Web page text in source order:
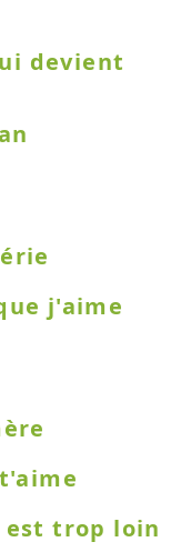
devient
j'aime
est trop loin